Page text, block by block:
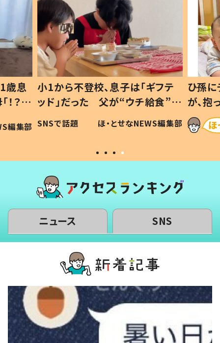
歳息
？」
編集部
小1から不登校、息子は「ギフテ
ッド」だった 父が“ウチ給食”を
作り続ける理由とは #令和の親
#令和の子
SNSで話題 ほ・とせなNEWS編集部
ひ孫
が、
「涙が
い」
ニュース SNS